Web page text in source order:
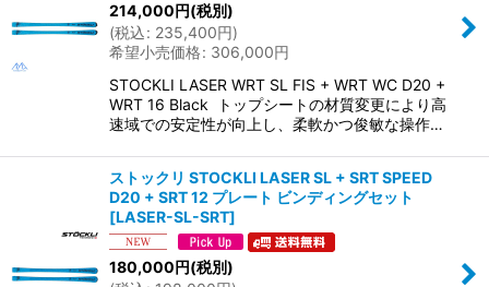
214,000円(税別)
(税込: 235,400円)
希望小売価格: 306,000円
STOCKLI LASER WRT SL FIS + WRT WC D20 +
WRT 16 Black トップシートの材質変更により高
速域での安定性が向上し、柔軟かつ俊敏な操作…
ストックリ STOCKLI LASER SL + SRT SPEED
D20 + SRT 12 プレート ビンディングセット
[LASER-SL-SRT]
180,000円(税別)